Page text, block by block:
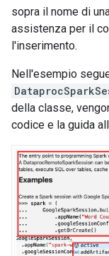
sopra il nome di
assistenza per il
l'inserimento.
Nell'esempio
della classe,
codice e la guida